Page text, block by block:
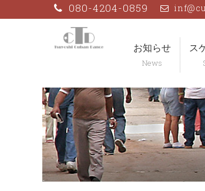
to
080-4204-0859
お知らせ ス